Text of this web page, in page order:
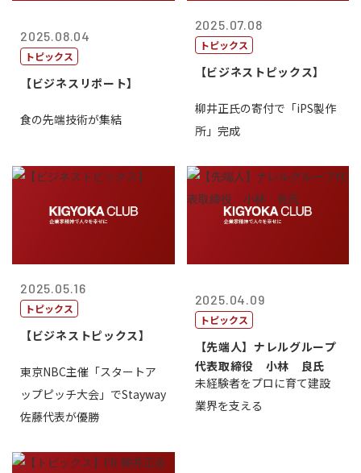
2025.08.04
トピックス
【ビジネスリポート】
食の先端技術が集結
2025.07.08
トピックス
【ビジネストピックス】
柳井正氏の寄付で「iPS製作
所」完成
2025.05.16
トピックス
【ビジネストピックス】
東京NBC主催「スタートア
ップピッチ大会」でStayway
佐藤代表が優勝
2025.04.09
トピックス
【先端人】ナレルグループ
代表取締役 小林 良氏
未経験者をプロに育て建設
業界を支える